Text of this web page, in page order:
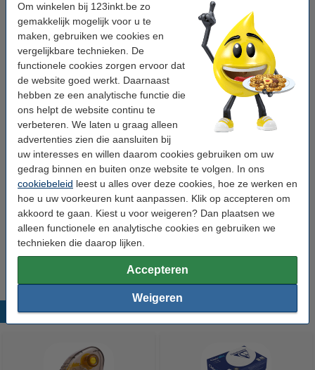
Om winkelen bij 123inkt.be zo
gemakkelijk mogelijk voor u te
maken, gebruiken we cookies en
vergelijkbare technieken. De
functionele cookies zorgen ervoor dat
de website goed werkt. Daarnaast
hebben ze een analytische functie die
ons helpt de website continu te
verbeteren. We laten u graag alleen
advertenties zien die aansluiten bij
uw interesses en willen daarom cookies gebruiken om uw
gedrag binnen en buiten onze website te volgen. In ons
cookiebeleid leest u alles over deze cookies, hoe ze werken en
hoe u uw voorkeuren kunt aanpassen. Klik op accepteren om
akkoord te gaan. Kiest u voor weigeren? Dan plaatsen we
alleen functionele en analytische cookies en gebruiken we
technieken die daarop lijken.
Accepteren
Weigeren
Kleurtemperatuur:
Kleurtemperatuur: 4.000 K
Nieuw energielabel: F
Fitting: GX53
Vorm: spot
4.9 W
Ingangsfrequentie: 50-60Hz
Branduren:
CRI: Ra> 80
Extra info: uw oude apparaat
Vervangt Watt: 40 W
Populaire producten